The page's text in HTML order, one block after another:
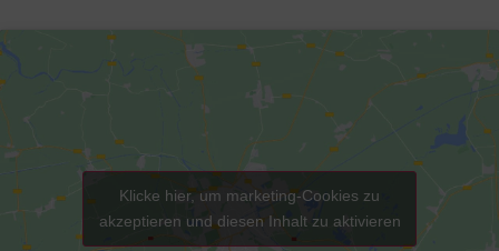
Klicke hier, um marketing-Cookies zu
akzeptieren und diesen Inhalt zu aktivieren